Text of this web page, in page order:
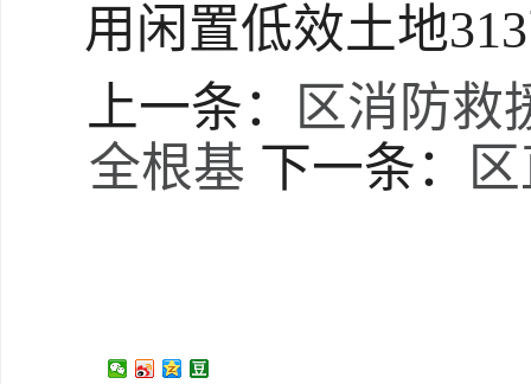
用闲置低效土地
上一条：
区消防救
全根基 下一条：